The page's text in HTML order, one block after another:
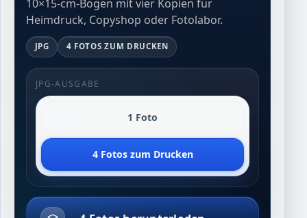
10×15-cm-Bogen mit vier Kopien für
Heimdruck, Copyshop oder Fotolabor.
JPG 4 FOTOS ZUM DRUCKEN
JPG-AUSGABE
1 Foto
4 Fotos zum Drucken